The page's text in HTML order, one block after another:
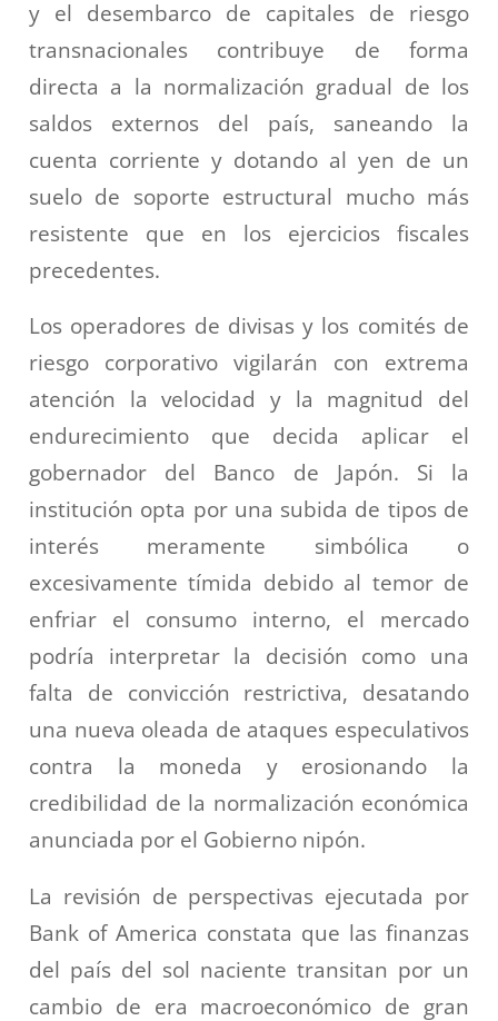
y el desembarco de capitales de riesgo
transnacionales contribuye de forma
directa a la normalización gradual de los
saldos externos del país, saneando la
cuenta corriente y dotando al yen de un
suelo de soporte estructural mucho más
resistente que en los ejercicios fiscales
precedentes.
Los operadores de divisas y los comités de
riesgo corporativo vigilarán con extrema
atención la velocidad y la magnitud del
endurecimiento que decida aplicar el
gobernador del Banco de Japón. Si la
institución opta por una subida de tipos de
interés meramente simbólica o
excesivamente tímida debido al temor de
enfriar el consumo interno, el mercado
podría interpretar la decisión como una
falta de convicción restrictiva, desatando
una nueva oleada de ataques especulativos
contra la moneda y erosionando la
credibilidad de la normalización económica
anunciada por el Gobierno nipón.
La revisión de perspectivas ejecutada por
Bank of America constata que las finanzas
del país del sol naciente transitan por un
cambio de era macroeconómico de gran